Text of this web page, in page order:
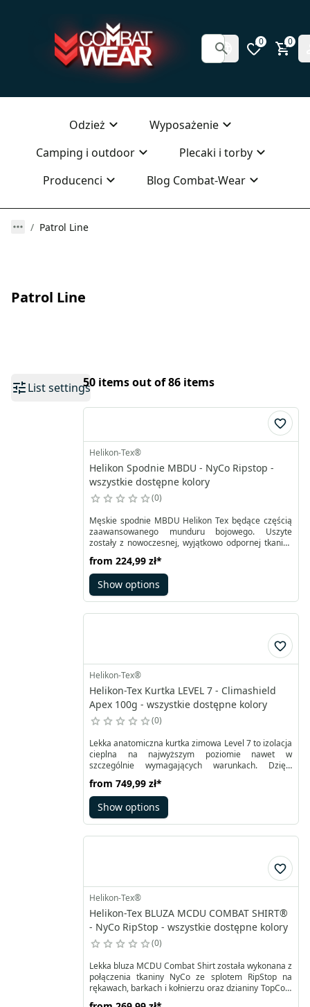
0 0
Odzież
Wyposażenie
Camping i outdoor
Plecaki i torby
Producenci
Blog Combat-Wear
Patrol Line
Patrol Line
List settings50 items out of 86 items
Helikon-Tex®
Helikon Spodnie MBDU - NyCo Ripstop -
wszystkie dostępne kolory
0
Męskie spodnie MBDU Helikon Tex będące częścią
zaawansowanego munduru bojowego. Uszyte
zostały z nowoczesnej, wyjątkowo odpornej tkaniny
profilowany wzmocniony krój na kolanach oraz
elastyczne wstawki z VersaStretch® w kroku i z tyłu
sprawiają, że te bojówki męskie Helikon Tex
umożliwiają pełną swobodę ruchów.
from 224,99 zł*
Show options
Helikon-Tex®
Helikon-Tex Kurtka LEVEL 7 - Climashield
Apex 100g - wszystkie dostępne kolory
0
Lekka anatomiczna kurtka zimowa Level 7 to izolacja
cieplna na najwyższym poziomie nawet w
szczególnie wymagających warunkach. Dzięki
izolacyjnego Climashield® Apex™ pozwala na
zachowanie ciepła podczas mrozu czy po
zamoknięciu. Zamykana na dwukierunkowy suwak
wyposażony w listwę termiczną i ochronę
from 749,99 zł*
Show options
Helikon-Tex®
Helikon-Tex BLUZA MCDU COMBAT SHIRT®
- NyCo RipStop - wszystkie dostępne kolory
0
Lekka bluza MCDU Combat Shirt została wykonana z
połączenia tkaniny NyCo ze splotem RipStop na
rękawach, barkach i kołnierzu oraz dzianiny TopCool